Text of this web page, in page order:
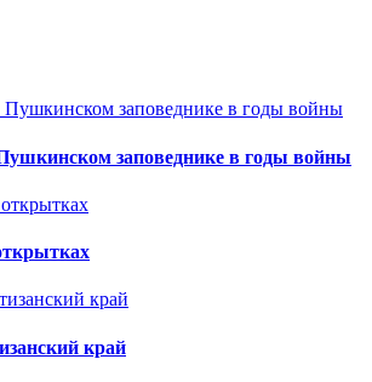
заповеднике в годы войны
край